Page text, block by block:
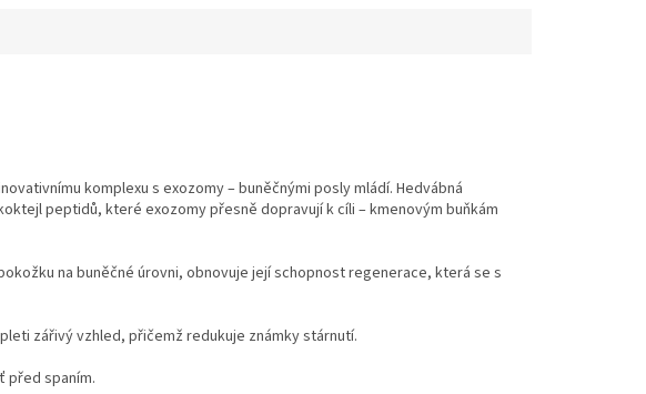
komplexu s exozomy – buněčnými posly mládí. Hedvábná
peptidů, které exozomy přesně dopravují k cíli – kmenovým buňkám
na buněčné úrovni, obnovuje její schopnost regenerace, která se s
zářivý vzhled, přičemž redukuje známky stárnutí.
před spaním.